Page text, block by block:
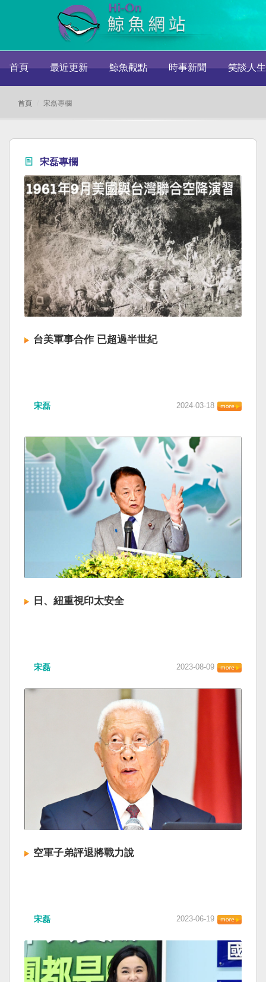
首頁 最近更新 鯨魚觀點 時事新聞 笑談人生
首頁 宋磊專欄
宋磊專欄
台美軍事合作 已超過半世紀
宋磊 2024-03-18
日、紐重視印太安全
宋磊 2023-08-09
空軍子弟評退將戰力說
宋磊 2023-06-19